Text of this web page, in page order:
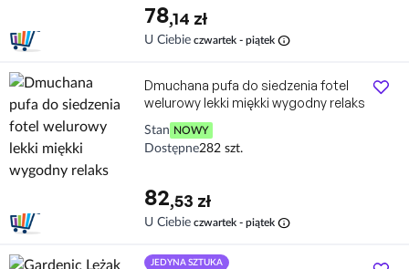
78,14 zł
U Ciebie czwartek - piątek info
Dmuchana pufa do siedzenia fotel
welurowy lekki miękki wygodny relaks
Stan NOWY
Dostępne282 szt.
82,53 zł
U Ciebie czwartek - piątek info
JEDYNA SZTUKA